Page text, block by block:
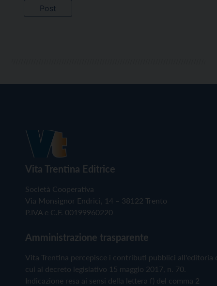
Vita Trentina Editrice
Società Cooperativa
Via Monsignor Endrici, 14 – 38122 Trento
P.IVA e C.F. 00199960220
Amministrazione trasparente
Vita Trentina percepisce i contributi pubblici all'editoria
cui al decreto legislativo 15 maggio 2017, n. 70.
Indicazione resa ai sensi della lettera f) del comma 2